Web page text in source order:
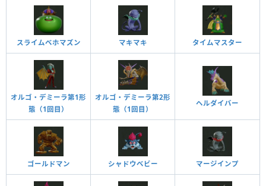
スライムベホマズン マキマキ タイムマスター
オルゴ・デミーラ第1形
態（1回目）
オルゴ・デミーラ第2形
態（1回目）
ヘルダイバー
ゴールドマン シャドウベビー マージインプ